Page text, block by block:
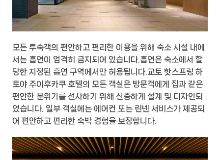
모든 투숙객의 편안하고 편리한 이용을 위해 숙소 시설 내에
서는 흡연이 엄격히 금지되어 있습니다.흡연은 숙소에서 할
당한 지정된 흡연 구역에서만 허용됩니다.교토 핫스프링 하
토야 주이후카쿠 호텔의 모든 객실은 방문객에게 집과 같은
편안한 분위기를 선사하기 위해 신중하게 설계 및 디자인되
었습니다. 일부 객실에는 에어컨 또는 린넨 서비스가 제공되
어 편안하고 편리한 숙박 경험을 보장합니다.